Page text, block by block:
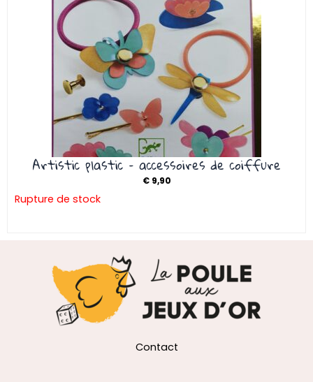
Artistic plastic – accessoires de coiffure
€9,90
Rupture de stock
Contact